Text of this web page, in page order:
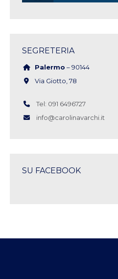
SEGRETERIA
Palermo – 90144
Via Giotto, 78
Tel: 091 6496727
info@carolinavarchi.it
SU FACEBOOK